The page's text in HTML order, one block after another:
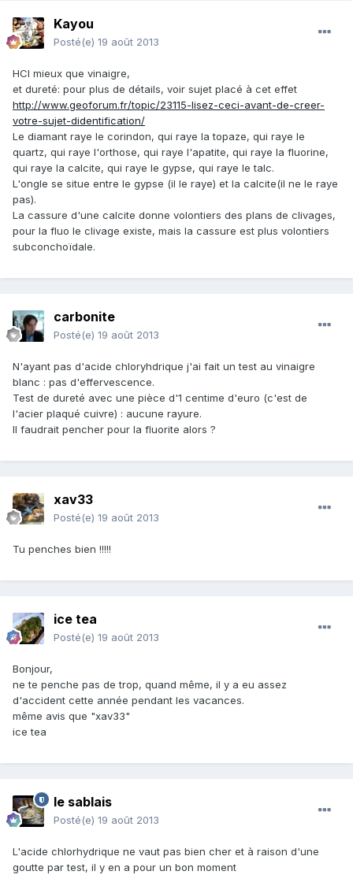
Kayou
Posté(e) 19 août 2013
HCl mieux que vinaigre,
et dureté: pour plus de détails, voir sujet placé à cet effet
http://www.geoforum.fr/topic/23115-lisez-ceci-avant-de-creer-
votre-sujet-didentification/
Le diamant raye le corindon, qui raye la topaze, qui raye le
quartz, qui raye l'orthose, qui raye l'apatite, qui raye la fluorine,
qui raye la calcite, qui raye le gypse, qui raye le talc.
L'ongle se situe entre le gypse (il le raye) et la calcite(il ne le raye
pas).
La cassure d'une calcite donne volontiers des plans de clivages,
pour la fluo le clivage existe, mais la cassure est plus volontiers
subconchoïdale.
carbonite
Posté(e) 19 août 2013
N'ayant pas d'acide chloryhdrique j'ai fait un test au vinaigre
blanc : pas d'effervescence.
Test de dureté avec une pièce d'1 centime d'euro (c'est de
l'acier plaqué cuivre) : aucune rayure.
Il faudrait pencher pour la fluorite alors ?
xav33
Posté(e) 19 août 2013
Tu penches bien !!!!!
ice tea
Posté(e) 19 août 2013
Bonjour,
ne te penche pas de trop, quand même, il y a eu assez
d'accident cette année pendant les vacances.
même avis que "xav33"
ice tea
le sablais
Posté(e) 19 août 2013
L'acide chlorhydrique ne vaut pas bien cher et à raison d'une
goutte par test, il y en a pour un bon moment